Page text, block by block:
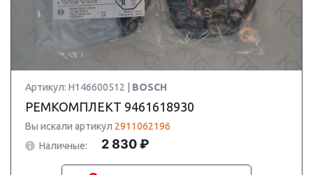
Артикул: H146600512 | BOSCH
РЕМКОМПЛЕКТ 9461618930
Вы искали артикул 2911062196
Наличные:
2 830 ₽